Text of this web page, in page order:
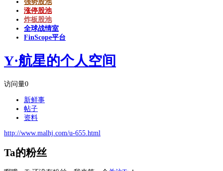
强势股池
涨停股池
炸板股池
全球战情室
FinScope平台
Y·航星的个人空间
访问量0
新鲜事
帖子
资料
http://www.malhj.com/u-655.html
Ta的粉丝